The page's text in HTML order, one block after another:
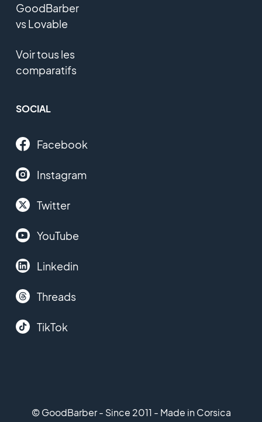
GoodBarber
vs Lovable
Voir tous les
comparatifs
SOCIAL
Facebook
Instagram
Twitter
YouTube
Linkedin
Threads
TikTok
© GoodBarber - Since 2011 - Made in Corsica